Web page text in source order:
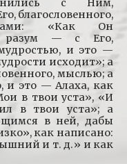
с Ним,
благословенного,
«Как Он
— с Его,
и это —
исходит»; а
мыслью; а
и это — Алаха, как
в твои уста», «И
в твои уста»; а
в ней, дабы
как написано:
и т. д.» и как